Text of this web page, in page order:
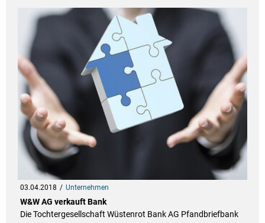
03.04.2018 Unternehmen
W&W AG verkauft Bank
Die Tochtergesellschaft Wüstenrot Bank AG Pfandbriefbank